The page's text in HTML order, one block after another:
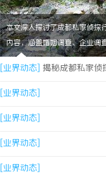
本文深入探讨了成都私家侦探
内容，涵盖婚姻调查、企业调
[业界动态] 揭秘成都私家侦
力城市安宁
[业界动态]
[业界动态]
[业界动态]
[业界动态]